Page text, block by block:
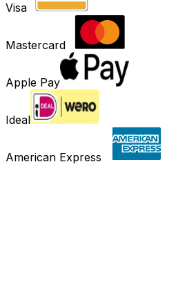
Visa
Mastercard
Apple Pay
Ideal
American Express